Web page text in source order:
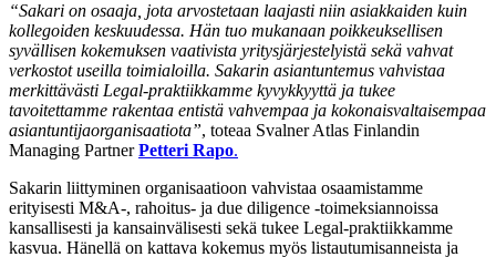
“Sakari on osaaja, jota arvostetaan laajasti niin asiakkaiden kuin
kollegoiden keskuudessa. Hän tuo mukanaan poikkeuksellisen
syvällisen kokemuksen vaativista yritysjärjestelyistä sekä vahvat
verkostot useilla toimialoilla. Sakarin asiantuntemus vahvistaa
merkittävästi Legal-praktiikkamme kyvykkyyttä ja tukee
tavoitettamme rakentaa entistä vahvempaa ja kokonaisvaltaisempaa
asiantuntijaorganisaatiota”, toteaa Svalner Atlas Finlandin
Managing PartnerPetteri Rapo.
Sakarin liittyminen organisaatioon vahvistaa osaamistamme
erityisesti M&A-, rahoitus- ja due diligence -toimeksiannoissa
kansallisesti ja kansainvälisesti sekä tukee Legal-praktiikkamme
kasvua. Hänellä on kattava kokemus myös listautumisanneista ja